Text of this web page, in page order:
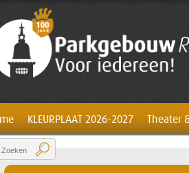
KLEURPLAAT 2026-2027 Theater